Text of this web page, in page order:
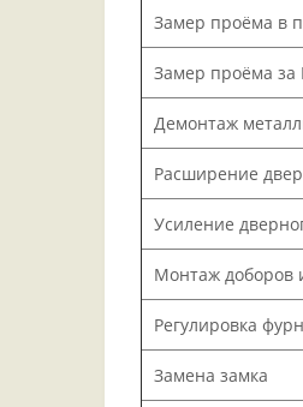
Замер проёма в
Замер проёма
Демонтаж
Расширение
Усиление
Монтаж доборов
Регулировка
Замена замка